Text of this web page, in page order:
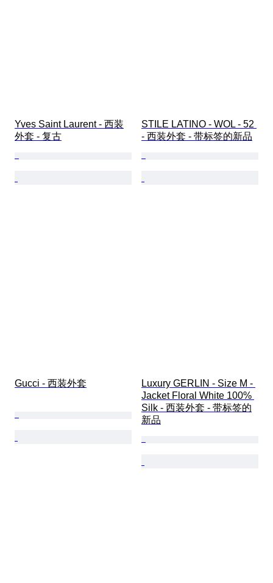
Yves Saint Laurent - 西装
外套 - 复古
STILE LATINO - WOL - 52
- 西装外套 - 带标签的新品
Gucci - 西装外套
Luxury GERLIN - Size M -
Jacket Floral White 100%
Silk - 西装外套 - 带标签的
新品